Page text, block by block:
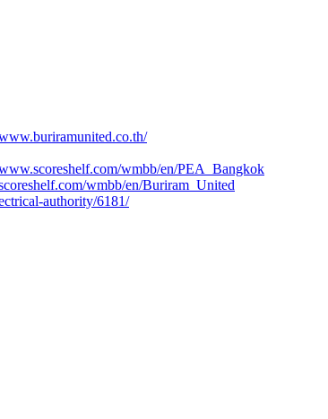
wmbb/en/PEA_Bangkok
wmbb/en/Buriram_United
authority/6181/